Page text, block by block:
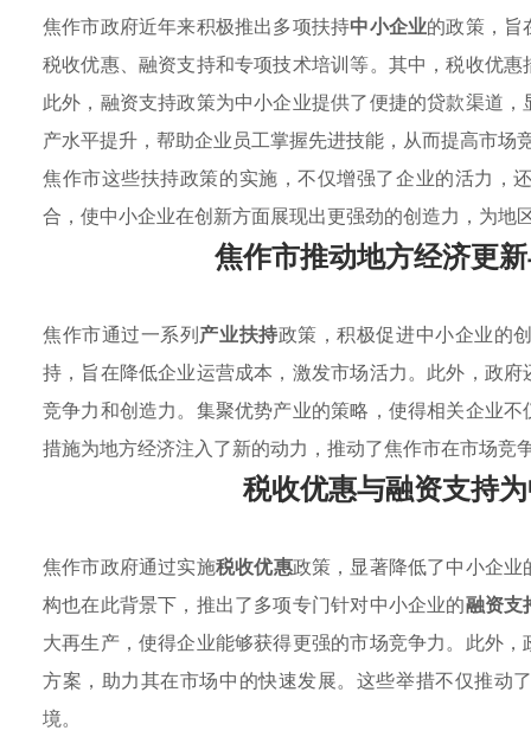
焦作市政府近年来积极推出多项扶持中小企业的政策，旨
税收优惠、融资支持和专项技术培训等。其中，税收优
此外，融资支持政策为中小企业提供了便捷的贷款渠道
产水平提升，帮助企业员工掌握先进技能，从而提高市场
焦作市这些扶持政策的实施，不仅增强了企业的活力，
合，使中小企业在创新方面展现出更强劲的创造力，为地
焦作市推动地方经济更
焦作市通过一系列产业扶持政策，积极促进中小企业的
持，旨在降低企业运营成本，激发市场活力。此外，政
竞争力和创造力。集聚优势产业的策略，使得相关企业
措施为地方经济注入了新的动力，推动了焦作市在市场竞
税收优惠与融资支持
焦作市政府通过实施税收优惠政策，显著降低了中小企
构也在此背景下，推出了多项专门针对中小企业的融资支
大再生产，使得企业能够获得更强的市场竞争力。此外
方案，助力其在市场中的快速发展。这些举措不仅推动
境。